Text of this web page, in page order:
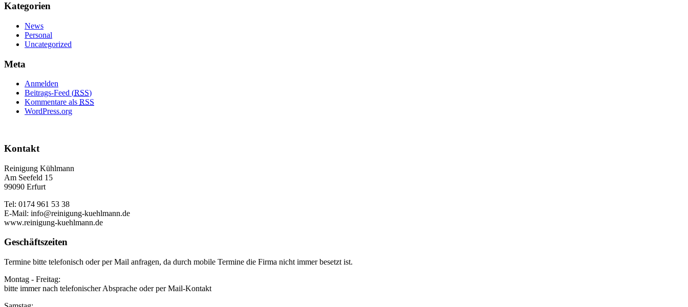
Kategorien
News
Personal
Uncategorized
Meta
Anmelden
Beitrags-Feed (RSS)
Kommentare als RSS
WordPress.org
Kontakt
Reinigung Kühlmann
Am Seefeld 15
99090 Erfurt
Tel: 0174 961 53 38
E-Mail: info@reinigung-kuehlmann.de
www.reinigung-kuehlmann.de
Geschäftszeiten
Termine bitte telefonisch oder per Mail anfragen, da durch mobile Termine die Firma nicht immer besetzt ist.
Montag - Freitag:
bitte immer nach telefonischer Absprache oder per Mail-Kontakt